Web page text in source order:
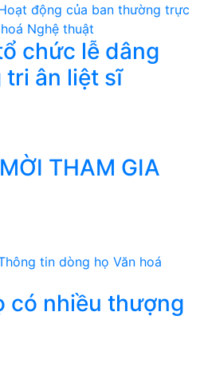
động của ban thường trực
Nghệ thuật
chức lễ dâng
tri ân liệt sĩ
THAM GIA
tin dòng họ Văn hoá
có nhiều thượng